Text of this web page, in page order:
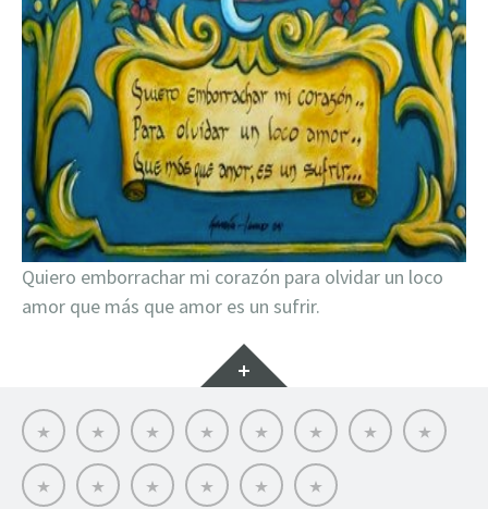
Quiero emborrachar mi corazón para olvidar un loco
amor que más que amor es un sufrir.
Widgets
BUINHO Home BIO Tarot During
the
confinement…
Bitácora/Travelogue
BESTIARIUM
VOCABULUM
RED
SOCIAL
SERIES Saint
Sebastian
/
Ñawpa
Pacha
Atriz
AnimationsPolisomniaContact